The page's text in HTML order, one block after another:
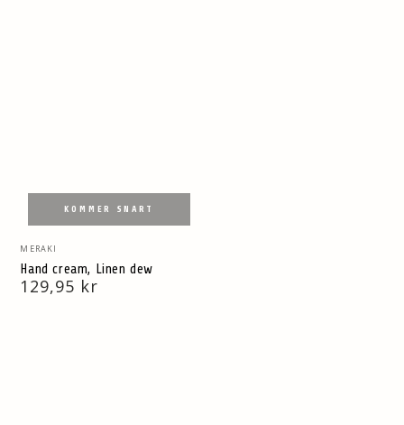
Vendor:
MERAKI
Hand cream, Linen dew
Normal
pris
129,95 kr
KOMMER SNART